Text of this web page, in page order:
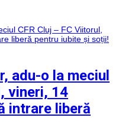
adu-o la meciul
vineri, 14
intrare liberă